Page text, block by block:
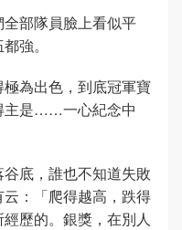
部隊員臉上看似平
強。
極為出色，到底冠軍寶
主是……一心紀念中
底，誰也不知道失敗
：「爬得越高，跌得
歷的。銀獎，在別人